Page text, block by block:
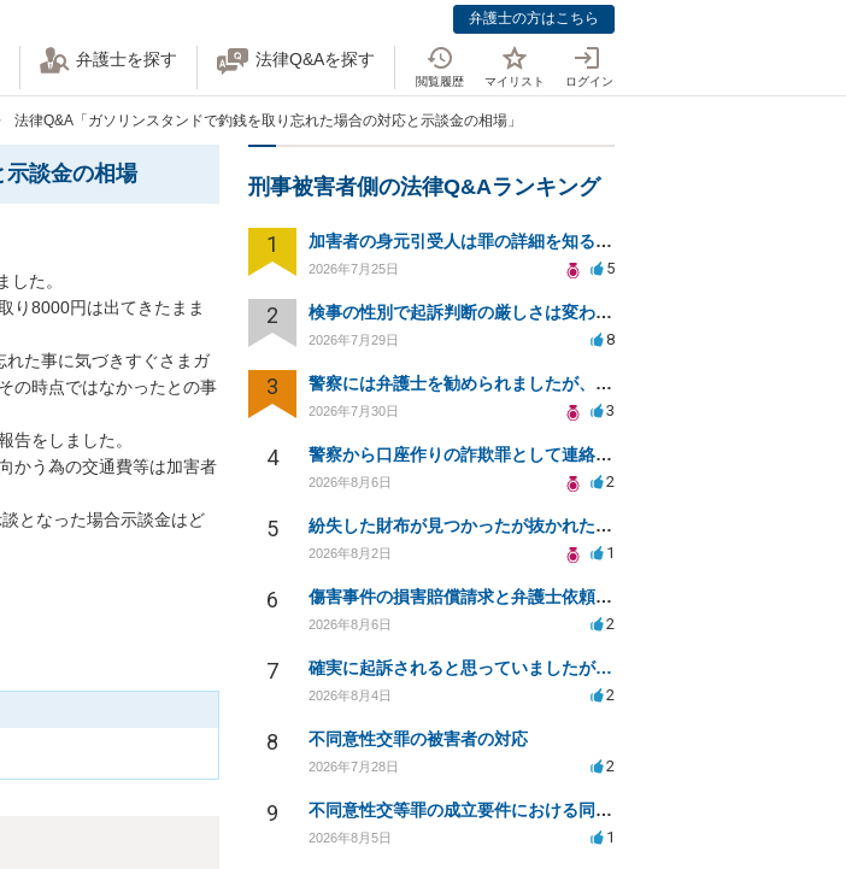
弁護士の方はこちら
弁護士を探す 法律Q&Aを探す
閲覧履歴 マイリスト ログイン
法律Q&A「ガソリンスタンドで釣銭を取り忘れた場合の対応と示談金の相場」
示談金の相場
た。
り8000円は出てきたまま
た事に気づきすぐさまガ
の時点ではなかったとの事
告をしました。
かう為の交通費等は加害者
となった場合示談金はど
刑事被害者側の法律Q&Aランキング
1 加害者の身元引受人は罪の詳細を知ることができるか？
2026年7月25日 5
2 検事の性別で起訴判断の厳しさは変わるのか知りたい
2026年7月29日 8
3 警察には弁護士を勧められましたが、費用対効果で依頼をすることを躊躇しています。
2026年7月30日 3
4 警察から口座作りの詐欺罪として連絡が来ました。
2026年8月6日 2
5 紛失した財布が見つかったが抜かれた現金について
2026年8月2日 1
6 傷害事件の損害賠償請求と弁護士依頼の必要性について
2026年8月6日 2
7 確実に起訴されると思っていましたが…
2026年8月4日 2
8 不同意性交罪の被害者の対応
2026年7月28日 2
9 不同意性交等罪の成立要件における同意とアルコールの影響
2026年8月5日 1